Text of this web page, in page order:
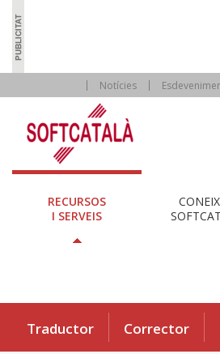
Notícies
RECURSOS
I SERVEIS
Traductor Corrector